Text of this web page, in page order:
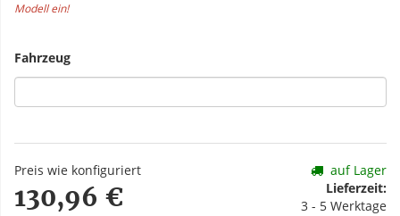
Modell ein!
Fahrzeug
Preis wie konfiguriert
130,96 €
auf Lager
Lieferzeit:
3 - 5 Werktage